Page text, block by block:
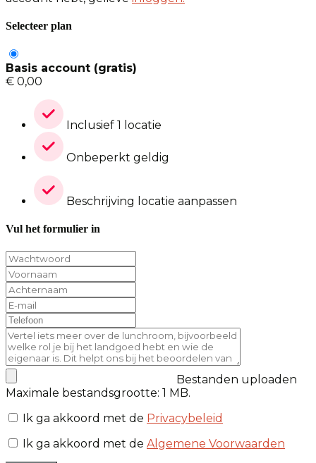
Selecteer plan
Basis account (gratis)
€ 0,00
Inclusief 1 locatie
Onbeperkt geldig
Beschrijving locatie aanpassen
Vul het formulier in
Bestanden uploaden
Maximale bestandsgrootte: 1 MB.
Ik ga akkoord met de Privacybeleid
Ik ga akkoord met de Algemene Voorwaarden